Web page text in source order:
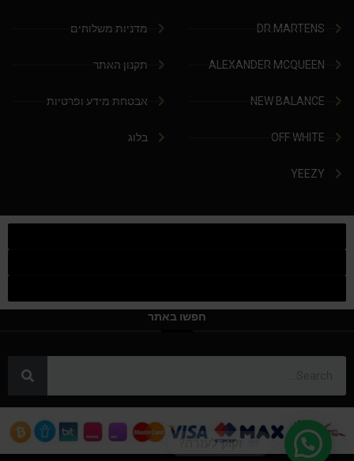
DR.MARTENS
ALEXANDER MCQUEEN
NEW BALANCE
OFF WHITE
YEEZY
מדניות משלוחים
תקנון האתר
אבטחת מידע ופרטיות
בלוג
חפשו באתר